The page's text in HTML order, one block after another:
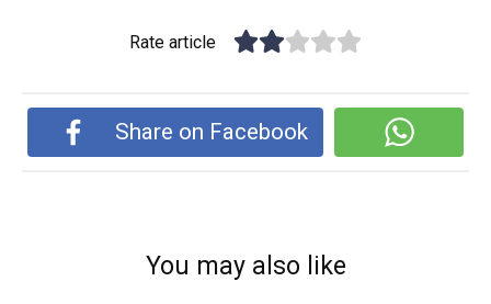
Rate article
Share on Facebook
You may also like